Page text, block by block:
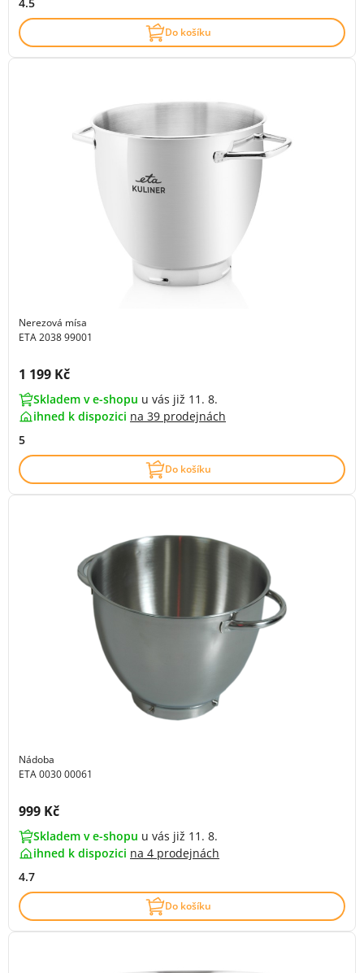
4.5
Do košíku
Nerezová mísa
ETA 2038 99001
Cena s DPH:
1 199 Kč
Skladem v e-shopu u vás již 11. 8.
ihned k dispozici na 39 prodejnách
5
Do košíku
Nádoba
ETA 0030 00061
Cena s DPH:
999 Kč
Skladem v e-shopu u vás již 11. 8.
ihned k dispozici na 4 prodejnách
4.7
Do košíku